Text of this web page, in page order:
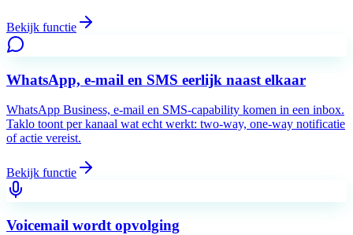
Bekijk functie
WhatsApp, e-mail en SMS eerlijk naast elkaar
WhatsApp Business, e-mail en SMS-capability komen in een inbox.
Taklo toont per kanaal wat echt werkt: two-way, one-way notificatie
of actie vereist.
Bekijk functie
Voicemail wordt opvolging